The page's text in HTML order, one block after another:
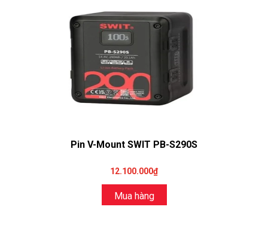
Pin V-Mount SWIT PB-S290S
12.100.000₫
Mua hàng